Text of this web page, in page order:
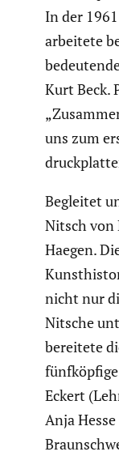
In der
arbeitete
Kurt Beck.
uns zum
Begleitet
Nitsch von
Haegen.
nicht nur
Nitsche
bereitete
fünfköp­fige
Eckert
Anja